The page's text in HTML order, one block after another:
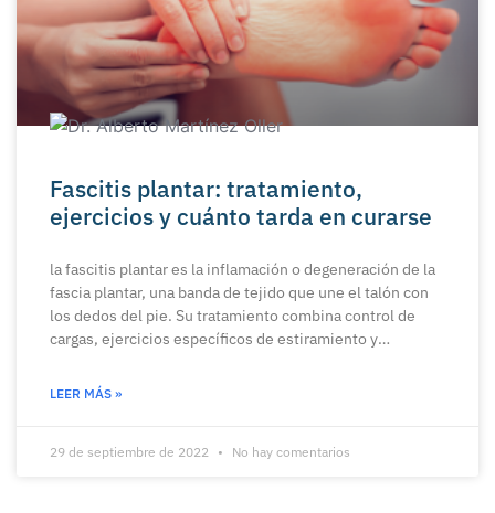
Fascitis plantar: tratamiento,
ejercicios y cuánto tarda en curarse
la fascitis plantar es la inflamación o degeneración de la
fascia plantar, una banda de tejido que une el talón con
los dedos del pie. Su tratamiento combina control de
cargas, ejercicios específicos de estiramiento y
refractarios, ondas de choque o proloterapia. La mayoría
LEER MÁS »
29 de septiembre de 2022 No hay comentarios